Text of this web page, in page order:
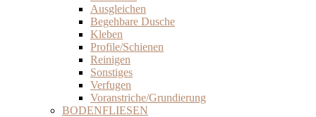
Ausgleichen
Begehbare Dusche
Kleben
Profile/Schienen
Reinigen
Sonstiges
Verfugen
Voranstriche/Grundierung
BODENFLIESEN